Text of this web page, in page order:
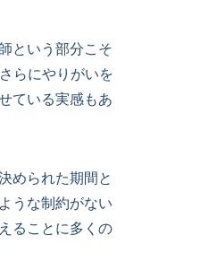
という部分こそ
らにやりがいを
ている実感もあ
められた期間と
うな制約がない
ることに多くの